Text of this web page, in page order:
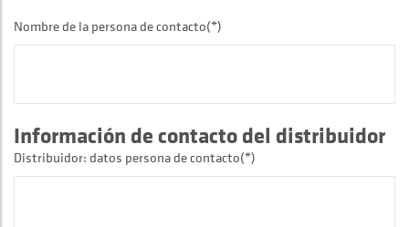
Nombre de la persona de contacto(*)
Información de contacto del distribuidor
Distribuidor: datos persona de contacto(*)